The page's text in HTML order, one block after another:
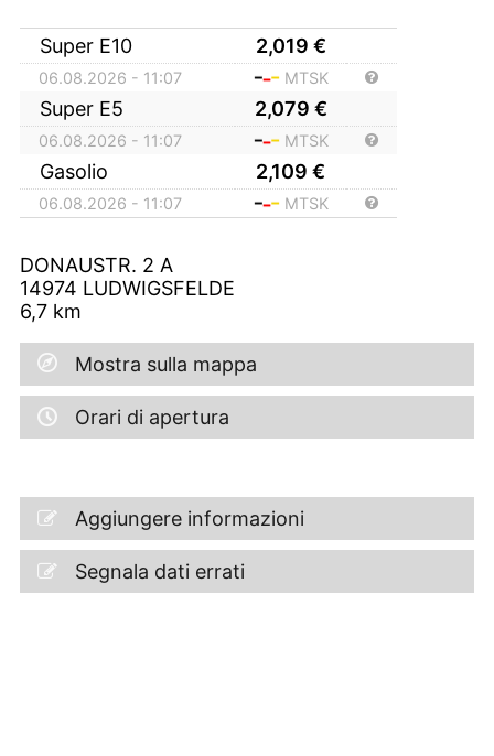
Super E10 2,019 €
06.08.2026 - 11:07 MTSK
Super E5 2,079 €
06.08.2026 - 11:07 MTSK
Gasolio 2,109 €
06.08.2026 - 11:07 MTSK
DONAUSTR. 2 A
14974 LUDWIGSFELDE
6,7 km
Mostra sulla mappa
Orari di apertura
Aggiungere informazioni
Segnala dati errati